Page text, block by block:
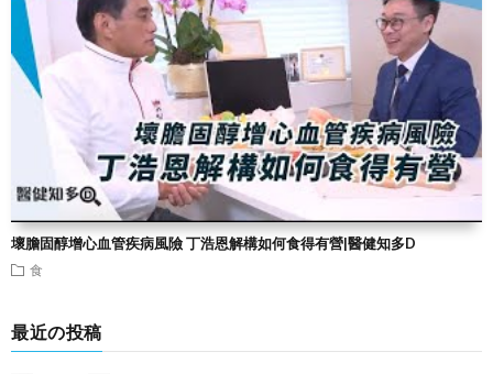
壞膽固醇增心血管疾病風險 丁浩恩解構如何食得有營|醫健知多D
食
最近の投稿